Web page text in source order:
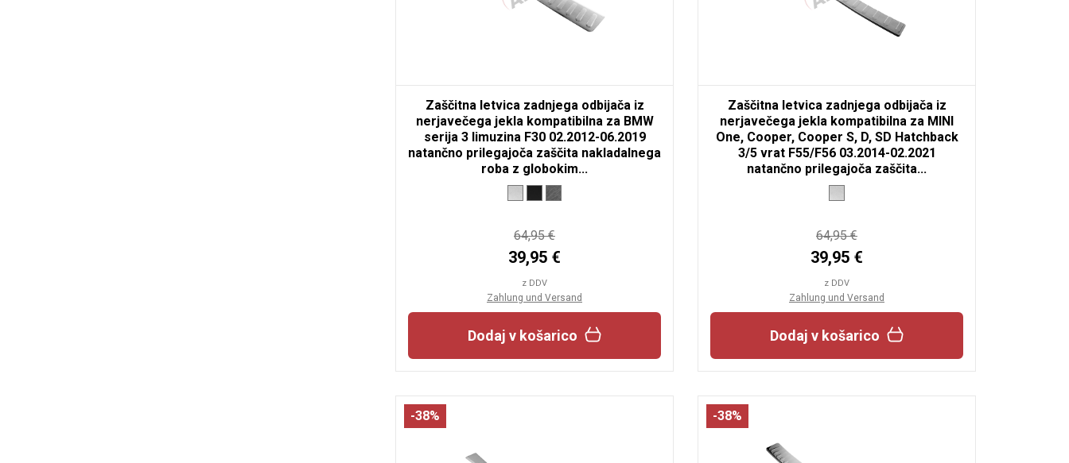
Zaščitna letvica zadnjega odbijača iz
nerjavečega jekla kompatibilna za BMW
serija 3 limuzina F30 02.2012-06.2019
natančno prilegajoča zaščita nakladalnega
roba z globokim...
64,95 €
39,95 €
z DDV
Zahlung und Versand
Dodaj v košarico
Zaščitna letvica zadnjega odbijača iz
nerjavečega jekla kompatibilna za MINI
One, Cooper, Cooper S, D, SD Hatchback
3/5 vrat F55/F56 03.2014-02.2021
natančno prilegajoča zaščita...
64,95 €
39,95 €
z DDV
Zahlung und Versand
Dodaj v košarico
-38% -38%